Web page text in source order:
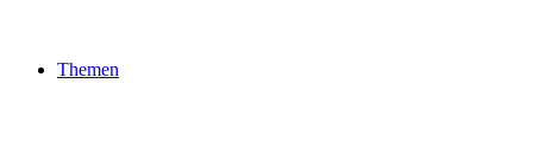
Themen